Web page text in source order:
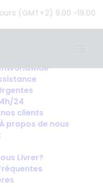
(GMT+2) 9.00 -19.00
nous faisons)
24
clients
propos de nous
Livrer?